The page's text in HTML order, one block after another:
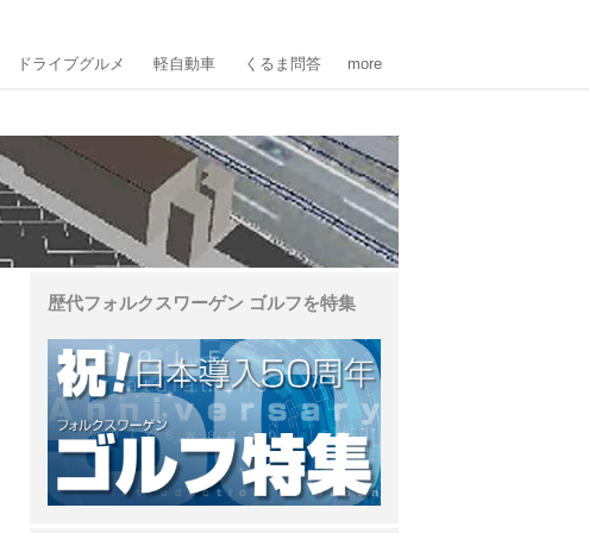
ドライブグルメ 軽自動車 くるま問答 more
歴代フォルクスワーゲン ゴルフを特集